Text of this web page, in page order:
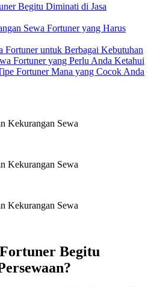
Begitu Diminati di Jasa
Sewa Fortuner yang Harus
Fortuner untuk Berbagai Kebutuhan
Fortuner yang Perlu Anda Ketahui
Fortuner Mana yang Cocok Anda
Begitu